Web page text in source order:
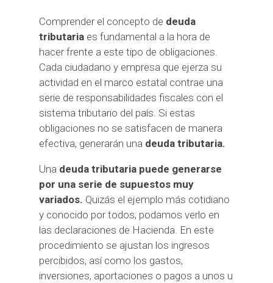
Comprender el concepto de deuda
tributaria es fundamental a la hora de
hacer frente a este tipo de obligaciones.
Cada ciudadano y empresa que ejerza su
actividad en el marco estatal contrae una
serie de responsabilidades fiscales con el
sistema tributario del país. Si estas
obligaciones no se satisfacen de manera
efectiva, generarán una deuda tributaria.
Una deuda tributaria puede generarse
por una serie de supuestos muy
variados. Quizás el ejemplo más cotidiano
y conocido por todos, podamos verlo en
las declaraciones de Hacienda. En este
procedimiento se ajustan los ingresos
percibidos, así como los gastos,
inversiones, aportaciones o pagos a unos u